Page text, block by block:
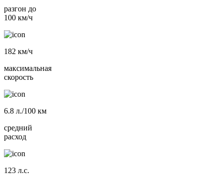
разгон до
100 км/ч
182 км/ч
максимальная
скорость
6.8 л./100 км
средний
расход
123 л.с.